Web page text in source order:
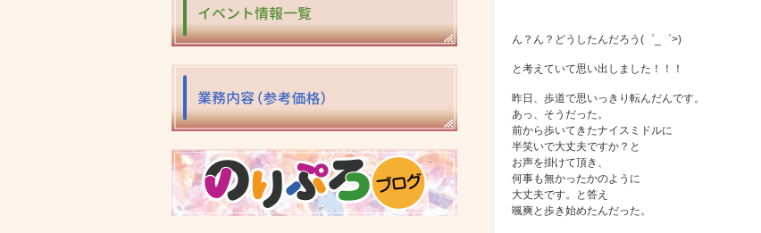
ん？ん？どうしたんだろう(゜_゜>)
と考えていて思い出しました！！！
昨日、歩道で思いっきり転んだんです。
あっ、そうだった。
前から歩いてきたナイスミドルに
半笑いで大丈夫ですか？と
お声を掛けて頂き、
何事も無かったかのように
大丈夫です。と答え
颯爽と歩き始めたんだった。